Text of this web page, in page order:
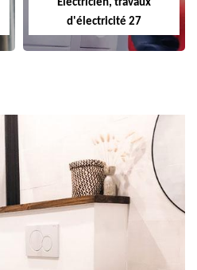
Electricien, travaux
d'électricité 27